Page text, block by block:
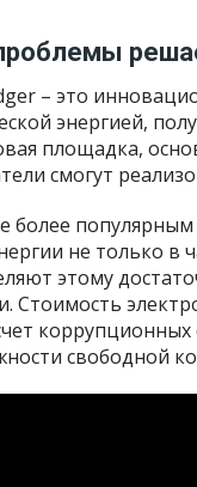
– это
энергией,
площадка,
смогут
более
не только в
этому
Стоимость
свободной